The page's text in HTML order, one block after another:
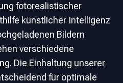
fotorealistischer
künstlicher Intelligenz
Bildern
verschiedene
Die Einhaltung unserer
für optimale